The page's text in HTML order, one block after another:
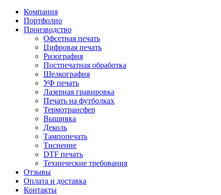
Компания
Портфолио
Производство
Офсетная печать
Цифровая печать
Ризография
Постпечатная обработка
Шелкография
УФ печать
Лазерная гравировка
Печать на футболках
Термотрансфер
Вышивка
Деколь
Тампопечать
Тиснение
DTF печать
Технические требования
Отзывы
Оплата и доставка
Контакты